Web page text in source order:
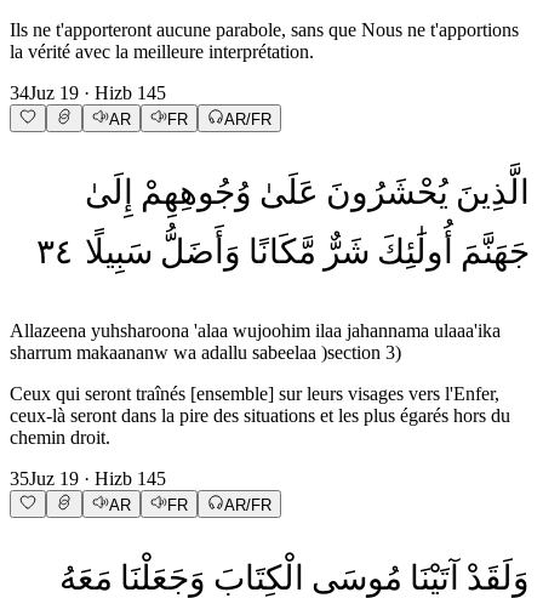
Ils ne t'apporteront aucune parabole, sans que Nous ne t'apportions
la vérité avec la meilleure interprétation.
34Juz 19 · Hizb 145
AR FR AR/FR
الَّذِينَ يُحْشَرُونَ عَلَىٰ وُجُوهِهِمْ
إِلَىٰ
جَهَنَّمَ أُولَٰئِكَ شَرٌّ مَّكَانًا وَأَضَلُّ سَبِيلًا ٣٤
Allazeena yuhsharoona 'alaa wujoohim ilaa jahannama ulaaa'ika
sharrum makaananw wa adallu sabeelaa )section 3)
Ceux qui seront traînés [ensemble] sur leurs visages vers l'Enfer,
ceux-là seront dans la pire des situations et les plus égarés hors du
chemin droit.
35Juz 19 · Hizb 145
AR FR AR/FR
وَلَقَدْ آتَيْنَا مُوسَى الْكِتَابَ وَجَعَلْنَا مَعَهُ